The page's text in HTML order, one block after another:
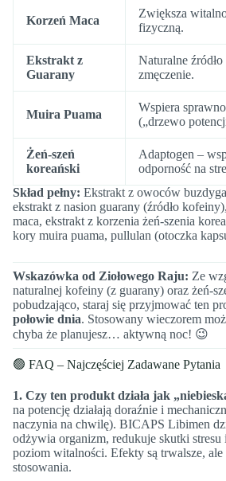
Korzeń Maca
Zwiększa
fizyczną.
Ekstrakt z
Guarany
Naturalne
zmęczenie.
Muira Puama
Wspiera
(„drzewo
Żeń-szeń
koreański
Adaptogen –
odporność na
Skład pełny: Ekstrakt z owoców
ekstrakt z nasion guarany (źródło
maca, ekstrakt z korzenia żeń-szenia
kory muira puama, pullulan (otoczka
Wskazówka od Ziołowego Raju: Ze
naturalnej kofeiny (z guarany) oraz żeń-
pobudzająco, staraj się przyjmować ten
połowie dnia. Stosowany wieczorem
chyba że planujesz… aktywną noc! 😉
🟢 FAQ – Najczęściej Zadawane Pytania
1. Czy ten produkt działa jak
na potencję działają doraźnie i
naczynia na chwilę). BICAPS Libimen
odżywia organizm, redukuje skutki
poziom witalności. Efekty są trwalsze,
stosowania.